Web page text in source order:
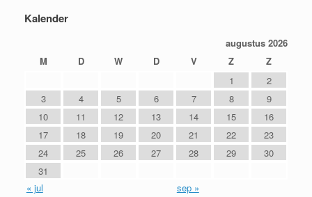
Kalender
augustus 2026
M
D W D V Z
Z
1
2
3
4 5 6 7 8
9
10
11 12 13 14 15
16
17
18 19 20 21 22
23
24
25 26 27 28 29
30
31
« jul
sep »